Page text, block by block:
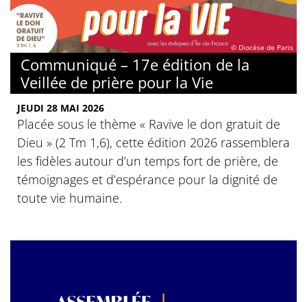
© Diocèse de Paris
Communiqué – 17e édition de la
Veillée de prière pour la Vie
JEUDI 28 MAI 2026
Placée sous le thème « Ravive le don gratuit de
Dieu » (2 Tm 1,6), cette édition 2026 rassemblera
les fidèles autour d’un temps fort de prière, de
témoignages et d’espérance pour la dignité de
toute vie humaine.